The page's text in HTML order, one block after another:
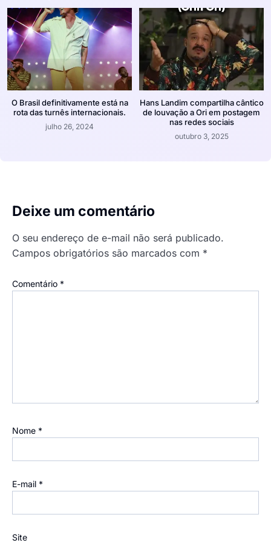
O Brasil definitivamente está na
rota das turnês internacionais.
julho 26, 2024
Hans Landim compartilha cântico
de louvação a Ori em postagem
nas redes sociais
outubro 3, 2025
Deixe um comentário
O seu endereço de e-mail não será publicado.
Campos obrigatórios são marcados com *
Comentário *
Nome *
E-mail *
Site